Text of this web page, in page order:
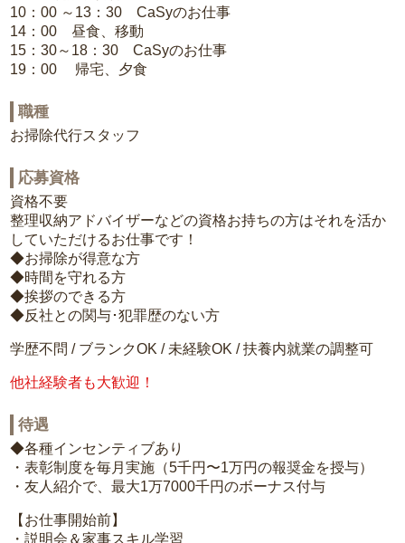
10：00 ～13：30 CaSyのお仕事
14：00 昼食、移動
15：30～18：30 CaSyのお仕事
19：00 帰宅、夕食
職種
お掃除代行スタッフ
応募資格
資格不要
整理収納アドバイザーなどの資格お持ちの方はそれを活か
していただけるお仕事です！
◆お掃除が得意な方
◆時間を守れる方
◆挨拶のできる方
◆反社との関与･犯罪歴のない方
学歴不問 / ブランクOK / 未経験OK / 扶養内就業の調整可
他社経験者も大歓迎！
待遇
◆各種インセンティブあり
・表彰制度を毎月実施（5千円〜1万円の報奨金を授与）
・友人紹介で、最大1万7000千円のボーナス付与
【お仕事開始前】
・説明会＆家事スキル学習